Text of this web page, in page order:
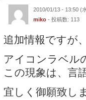
2010/01/13 - 13:50 (
miko - 投稿数: 113
追加情報ですが
アイコンラベル
この現象は、言
宜しく御願致し